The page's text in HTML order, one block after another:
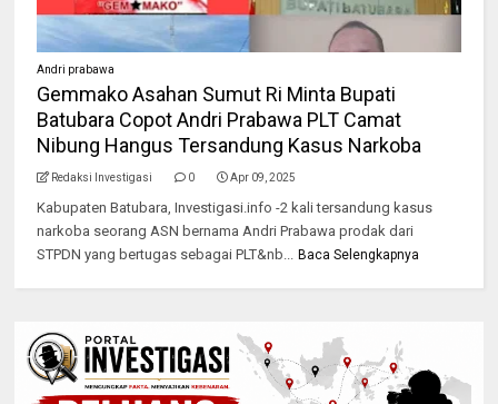
Andri prabawa
Gemmako Asahan Sumut Ri Minta Bupati
Batubara Copot Andri Prabawa PLT Camat
Nibung Hangus Tersandung Kasus Narkoba
Redaksi Investigasi 0 Apr 09, 2025
Kabupaten Batubara, Investigasi.info -2 kali tersandung kasus
narkoba seorang ASN bernama Andri Prabawa prodak dari
STPDN yang bertugas sebagai PLT&nb...
Baca Selengkapnya